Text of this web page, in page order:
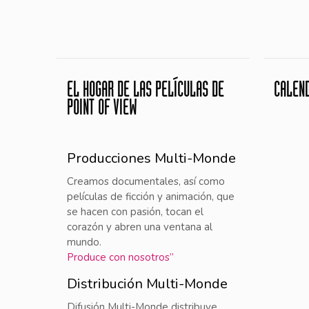
EL HOGAR DE LAS PELÍCULAS DE
POINT OF VIEW
Producciones Multi-Monde
Creamos documentales, así como
películas de ficción y animación, que
se hacen con pasión, tocan el
corazón y abren una ventana al
mundo.
Produce con nosotros”
Distribución Multi-Monde